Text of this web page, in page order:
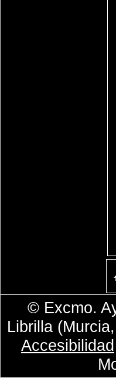
© Excmo.
Librilla
Accesibilidad